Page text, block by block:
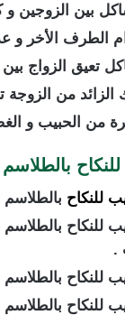
بين الزوجين و
الطرف الأخر و
تعيق الزواج
الزائد من الزوجة
من الحبيب و
للنكاح
للنكاح
.
للنكاح بالطلاسم
للنكاح